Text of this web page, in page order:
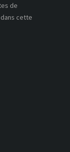
de
cette